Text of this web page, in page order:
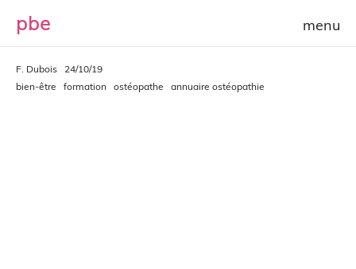
pbe
F. Dubois
24/10/19
bien-être
formation ostéopathe annuaire ostéopathie